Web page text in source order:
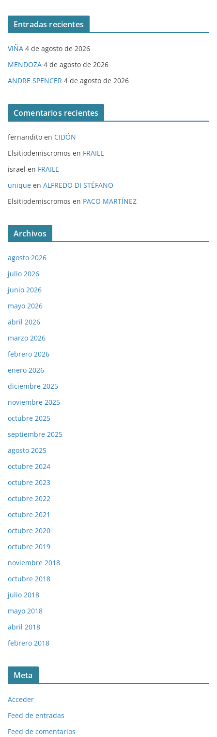
Entradas recientes
VIÑA 4 de agosto de 2026
MENDOZA 4 de agosto de 2026
ANDRE SPENCER 4 de agosto de 2026
Comentarios recientes
fernandito en CIDÓN
Elsitiodemiscromos en FRAILE
israel en FRAILE
unique en ALFREDO DI STÉFANO
Elsitiodemiscromos en PACO MARTÍNEZ
Archivos
agosto 2026
julio 2026
junio 2026
mayo 2026
abril 2026
marzo 2026
febrero 2026
enero 2026
diciembre 2025
noviembre 2025
octubre 2025
septiembre 2025
agosto 2025
octubre 2024
octubre 2023
octubre 2022
octubre 2021
octubre 2020
octubre 2019
noviembre 2018
octubre 2018
julio 2018
mayo 2018
abril 2018
febrero 2018
Meta
Acceder
Feed de entradas
Feed de comentarios